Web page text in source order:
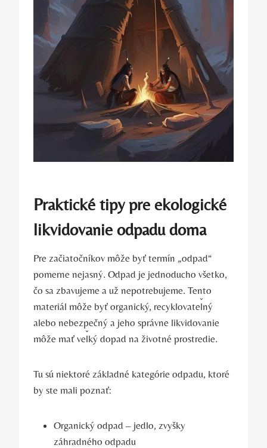
Praktické tipy pre ekologické
likvidovanie odpadu doma
Pre začiatočníkov môže byť termín „odpad“
pomerne nejasný. Odpad je jednoducho všetko,
čo sa zbavujeme a už nepotrebujeme. Tento
materiál môže byť organický, recyklovateľný
alebo nebezpečný a jeho správne likvidovanie
môže mať veľký dopad na životné prostredie.
Tu sú niektoré základné kategórie odpadu, ktoré
by ste mali poznať:
Organický odpad – jedlo, zvyšky
záhradného odpadu